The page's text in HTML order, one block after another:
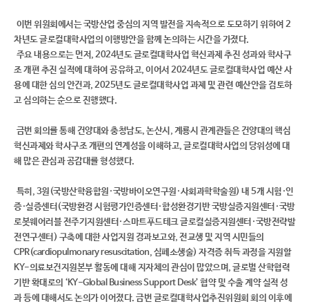
이번 위원회에서는 국방산업 중심의 지역 발전을 지속적으로 도모하기 위하여 2
차년도 글로컬대학사업의 이행방안을 함께 논의하는 시간을 가졌다.
주요 내용으로는 먼저, 2024년도 글로컬대학사업 혁신과제 추진 성과와 학사구
조 개편 추진 실적에 대하여 공유하고, 이어서 2024년도 글로컬대학사업 예산 사
용에 대한 심의 안건과, 2025년도 글로컬대학사업 과제 및 관련 예산안을 검토하
고 심의하는 순으로 진행했다.
금번 회의를 통해 건양대와 충청남도, 논산시, 계룡시 관계관들은 건양대의 핵심
혁신과제와 학사구조 개편의 연계성을 이해하고, 글로컬대학사업의 당위성에 대
해 많은 관심과 공감대를 형성했다.
특히, 3원(국방산학융합원 ·국방바이오연구원 ·사회과학학술원) 내 5개 시험·인
증·실증센터(국방환경 시험평가인증센터 ·합성환경기반 국방실증지원센터 ·국방
로봇웨어러블 전주기지원센터 ·스마트푸드테크 글로컬실증지원센터 ·국방전략발
전연구센터) 구축에 대한 사업지원 경과보고와, 전교생 및 지역 시민들의
CPR(cardiopulmonary resuscitation, 심폐소생술) 자격증 취득 과정을 지원할
KY-의료보건지원본부 활동에 대해 지자체의 관심이 많았으며, 글로벌 산학협력
기반 확대로의 ‘KY-Global Business Support Desk’ 협약 및 수출 계약 실적 성
과 등에 대해서도 논의가 이어졌다. 금번 글로컬대학사업추진위원회 회의 이후에